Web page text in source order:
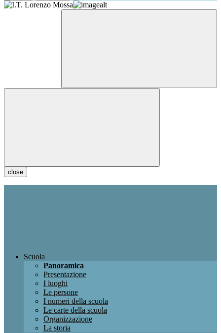
close
Scuola
Panoramica
Presentazione
I luoghi
Le persone
I numeri della scuola
Le carte della scuola
Organizzazione
La storia